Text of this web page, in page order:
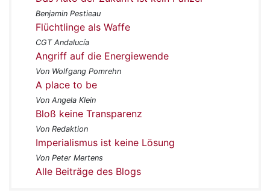
Benjamin Pestieau
Flüchtlinge als Waffe
CGT Andalucía
Angriff auf die Energiewende
Von Wolfgang Pomrehn
A place to be
Von Angela Klein
Bloß keine Transparenz
Von Redaktion
Imperialismus ist keine Lösung
Von Peter Mertens
Alle Beiträge des Blogs